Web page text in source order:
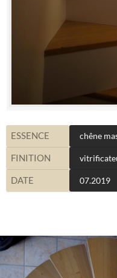
ESSENCE chêne
FINITION
DATE 07.2019